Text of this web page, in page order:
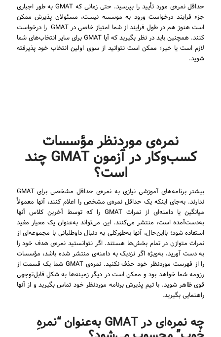
حداقل نمره‌ی مورد تأیید را بپرسید. حتی زمانی که GMAT به طور اجباری
جزء فرایند درخواست ورود به موسسه نیست، مسئولان پذیرش ممکن
است هنوز هم در طول فرایند از شما امتیاز خاصی در GMAT را درخواست
کنند. همچنین باید در نظر بگیرید که آیا GMAT برای سایر انتخاب‌های شما
لازم است یا خیر؛ ممکن است نتوانید از سوی اولین انتخاب خود پذیرفته
شوید.
نمره‌ی موردنظر مؤسسات
کسب‌وکار در آزمون GMAT چند
است؟
بیشتر برنامه‌های آموزشی نیازی به نمره‌ی حداقل مشخصی برای GMAT
ندارند. به‌جای اینکه یک حداقل نمره‌ی مشخص را اعلام کنند، آنها معمولاً
میانگین یا دامنه‌ای از نمرات GMAT را که توسط آخرین کلاس آنها
به‌دست‌آمده است، منتشر می‌کنند. این می‌تواند به‌عنوان یک معیار مفید
استفاده شود؛ بااین‌حال، آنها به‌طورکلی به دنبال داوطلبانی با مجموعه‌ای از
نمرات متوازن در تمام بخش‌ها هستند. اگر نتوانستید نمره‌ی هدف خود را
به دست آورید، به‌ویژه اگر نزدیک به دامنه‌ی منتشر شده باشد، مؤسسات
را از فهرست موردنظر خود حذف نکنید. نمره‌ی GMAT شما یک قسمت از
رزومه شما خواهد بود و ممکن است در دیگر زمینه‌ها به شکل قابل‌توجهی
قوی ظاهر شوید. با تیم پذیرش برنامه موردنظر خود تماس بگیرید و از آنها
راهنمایی بگیرید.
چه نمره‌ای در GMAT به‌عنوان “نمرهِ